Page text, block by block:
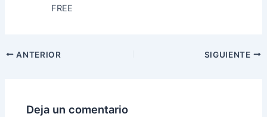
FREE
ANTERIOR SIGUIENTE
Deja un comentario